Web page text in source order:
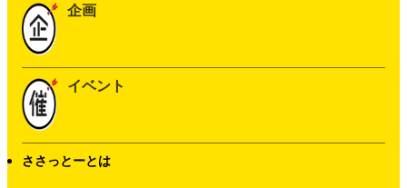
企画
イベント
ささっとーとは